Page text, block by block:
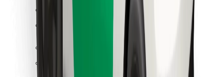
Stáhněte si aplikaci Bolt
Objevte své oblíbené jídlo!
Stáhněte si aplikaci Bolt Food